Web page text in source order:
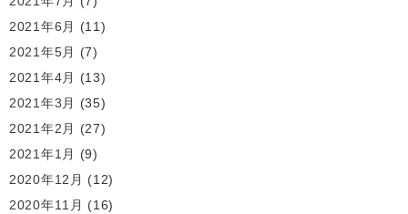
2021年6月
(11)
2021年5月
(7)
2021年4月
(13)
2021年3月
(35)
2021年2月
(27)
2021年1月
(9)
2020年12月 (12)
2020年11月 (16)